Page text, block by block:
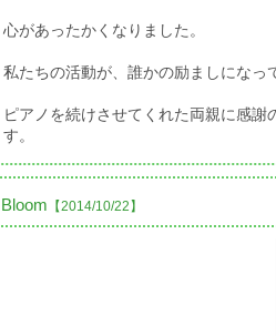
心があったかくなりました。
私たちの活動が、誰かの励ましになっ
ピアノを続けさせてくれた両親に感
す。
Bloom 【2014/10/22】